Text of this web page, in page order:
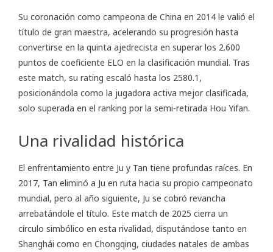
Su coronación como campeona de China en 2014 le valió el
título de gran maestra, acelerando su progresión hasta
convertirse en la quinta ajedrecista en superar los 2.600
puntos de coeficiente ELO en la clasificación mundial. Tras
este match, su rating escaló hasta los 2580.1,
posicionándola como la jugadora activa mejor clasificada,
solo superada en el ranking por la semi-retirada Hou Yifan.
Una rivalidad histórica
El enfrentamiento entre Ju y Tan tiene profundas raíces. En
2017, Tan eliminó a Ju en ruta hacia su propio campeonato
mundial, pero al año siguiente, Ju se cobró revancha
arrebatándole el título. Este match de 2025 cierra un
círculo simbólico en esta rivalidad, disputándose tanto en
Shanghái como en Chongqing, ciudades natales de ambas